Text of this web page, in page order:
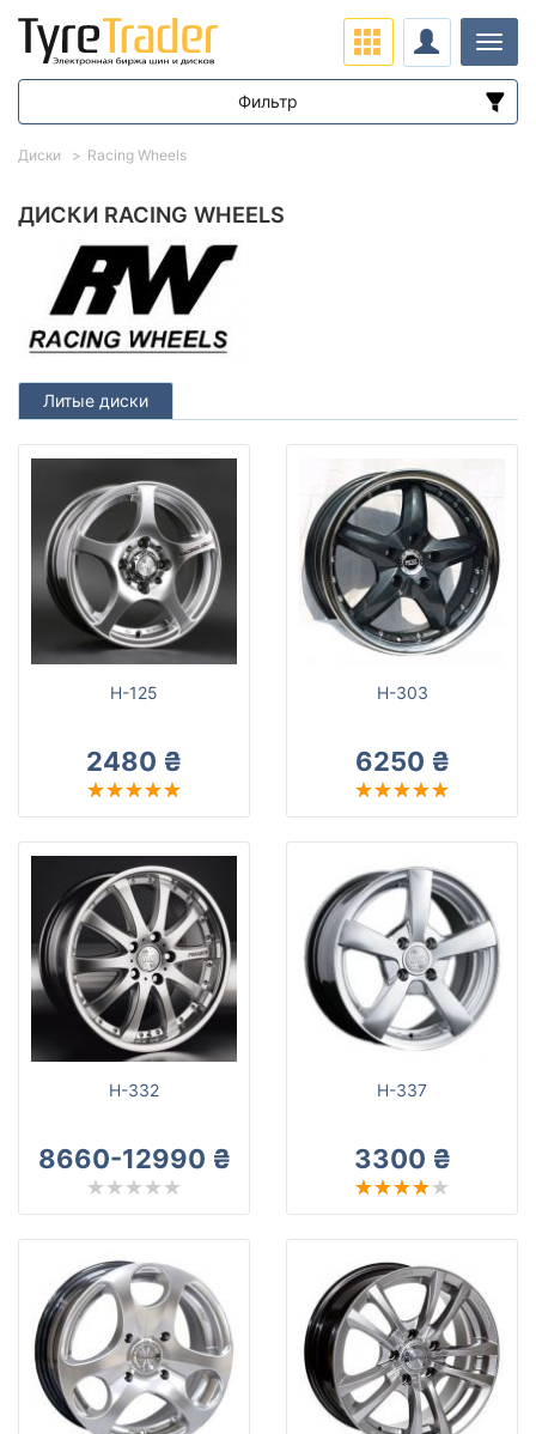
ДИСКИ RACING WHEELS
Литые диски
H-125
2480 ₴
H-303
6250 ₴
H-332
8660-12990 ₴
H-337
3300 ₴
Диски Racing Wheels
Фильтр
Диапазон цен
Подбор по параметрам
Вылет (ET)
Ступица (dia)
до
Racing Wheels
Все бренды
Тип диска
Сбросить Подобрать